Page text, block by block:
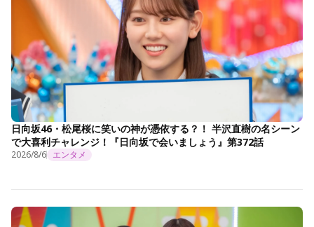
日向坂46・松尾桜に笑いの神が憑依する？！ 半沢直樹の名シーン
で大喜利チャレンジ！『日向坂で会いましょう』第372話
2026/8/6 エンタメ